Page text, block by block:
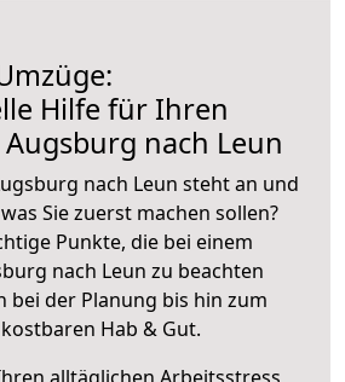
Hilfe für Ihren
nach Leun
nach Leun steht an und
Sie zuerst machen sollen?
Punkte, die bei einem
nach Leun zu beachten
bei der Planung bis hin zum
Hab & Gut.